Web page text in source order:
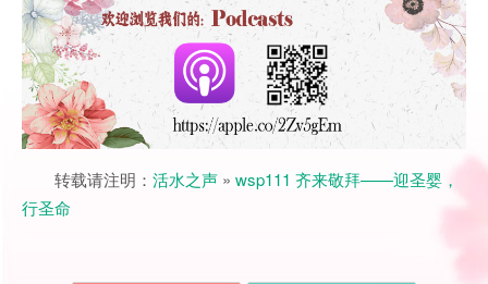
转载请注明： 活水之声 » wsp111 齐来敬拜——迎圣婴，
行圣命